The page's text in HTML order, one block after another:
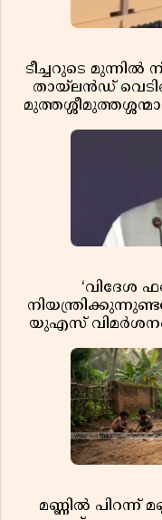
ടീച്ചറുടെ മുന്നിൽ
തായ്‌ലൻഡ്
‘വിദേശ
യുഎസ്
മണ്ണിൽ പിറന്ന്